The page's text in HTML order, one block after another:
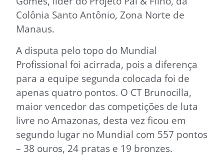
Colônia Santo Antônio, Zona Norte de
Manaus.
A disputa pelo topo do Mundial
Profissional foi acirrada, pois a diferença
para a equipe segunda colocada foi de
apenas quatro pontos. O CT Brunocilla,
maior vencedor das competições de luta
livre no Amazonas, desta vez ficou em
segundo lugar no Mundial com 557 pontos
– 38 ouros, 24 pratas e 19 bronzes.